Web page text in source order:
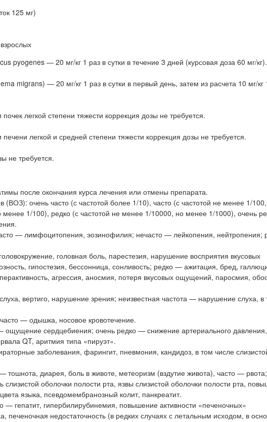
125 мг)
pyogenes — 20 мг/кг 1 раз в сутки в течение 3 дней (курсовая доза 60 мг/кг).
migrans) — 20 мг/кг 1 раз в сутки в первый день, затем из расчета 10 мг/кг
легкой степени тяжести коррекция дозы не требуется.
легкой и средней степени тяжести коррекция дозы не требуется.
не требуется.
после окончания курса лечения или отмены препарата.
очень часто (с частотой более 1/10), часто (с частотой не менее 1/
1/100), редко (с частотой не менее 1/10000, но менее 1/1000), очень
— лимфоцитопения, эозинофилия; нечасто — лейкопения, нейтропения;
головная боль, парестезия, нарушение восприятия вкусовых
гипостезия, бессонница, сонливость; редко — ажитация, бред,
агрессия, аносмия, потеря вкусовых ощущений, паросмия,
вертиго, нарушение зрения; неизвестная частота — нарушение слуха, в
— одышка, носовое кровотечение.
ощущение сердцебиения; очень редко — снижение артериального давления,
QT, аритмия типа «пируэт».
заболевания, фарингит, пневмония, кандидоз, в том числе
диарея, боль в животе, метеоризм (вздутие живота), часто — рвота;
оболочки полости рта, язвы слизистой оболочки полости рта,
языка, псевдомембранозный колит, панкреатит.
гепатит, гипербилирубинемия, повышение активности «печеночных»
печеночная недостаточность (в редких случаях с летальным исходом, в